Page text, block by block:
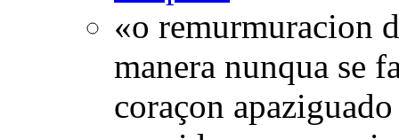
«o remurmuracion
manera nunqua se
coraçon